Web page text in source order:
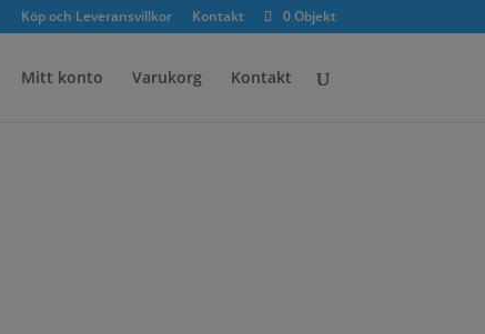
Köp och Leveransvillkor Kontakt 0 Objekt
Mitt konto Varukorg Kontakt